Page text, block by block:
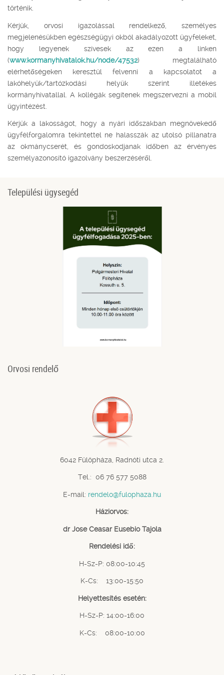
történik.
Kérjük, orvosi igazolással rendelkező, személyes
megjelenésükben egészségügyi okból akadályozott ügyfeleket,
hogy legyenek szívesek az ezen a linken
(www.kormanyhivatalok.hu/node/47532) megtalálható
elérhetőségeken keresztül felvenni a kapcsolatot a
lakóhelyük/tartózkodási helyük szerint illetékes
kormányhivatallal. A kollégák segítenek megszervezni a mobil
ügyintézést.
Kérjük a lakosságot, hogy a nyári időszakban megnövekedő
ügyfélforgalomra tekintettel ne halasszák az utolsó pillanatra
az okmánycserét, és gondoskodjanak időben az érvényes
személyazonosító igazolvány beszerzéséről.
Települési ügysegéd
Orvosi rendelő
6042 Fülöpháza, Radnóti utca 2.
Tel.: 06 76 577 5088
E-mail: rendelo@fulophaza.hu
Háziorvos:
dr Jose Ceasar Eusebio Tajola
Rendelési idő:
H-Sz-P: 08:00-10:45
K-Cs: 13:00-15:50
Helyettesítés esetén:
H-Sz-P: 14:00-16:00
K-Cs: 08:00-10:00